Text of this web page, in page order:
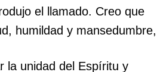
el llamado. Creo que
humildad y mansedumbre,
la unidad del Espíritu y